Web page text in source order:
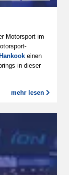
Motorsport im
Hankook einen
in dieser
mehr lesen